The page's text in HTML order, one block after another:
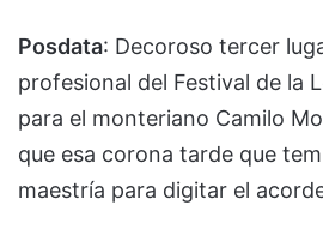
Posdata: Decoroso tercer
profesional del Festival de la
para el monteriano Camilo
que esa corona tarde que
maestría para digitar el